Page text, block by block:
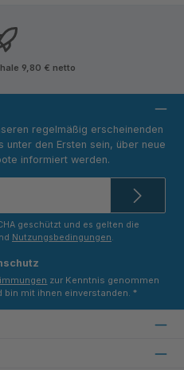
9,80 € netto
regelmäßig erscheinenden
unter den Ersten sein, über neue
informiert werden.
geschützt und es gelten die
Nutzungsbedingungen.
zur Kenntnis genommen
bin mit ihnen einverstanden. *